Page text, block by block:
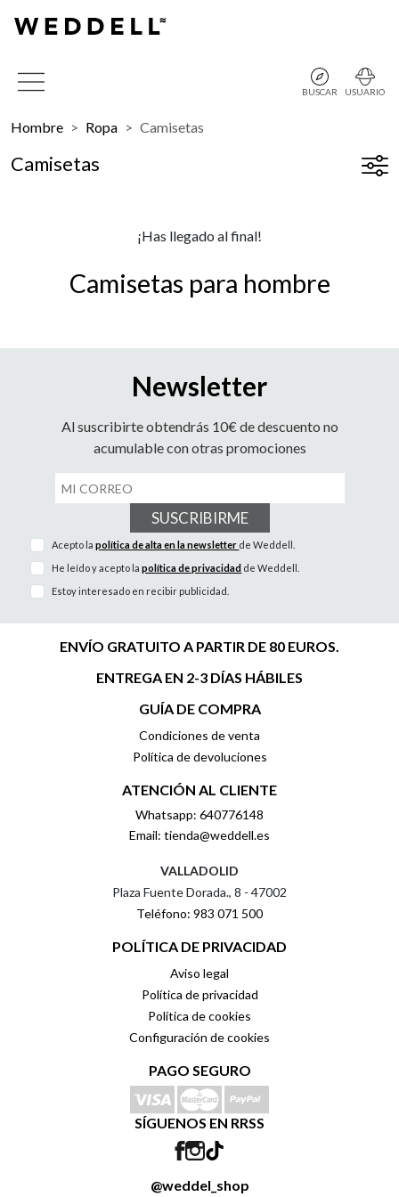
BUSCAR USUARIO
Hombre Ropa Camisetas
Camisetas
¡Has llegado al final!
Camisetas para hombre
Newsletter
Al suscribirte obtendrás 10€ de descuento no
acumulable con otras promociones
SUSCRIBIRME
Acepto lapolítica de alta en la newsletter de Weddell.
He leído y acepto lapolítica de privacidad de Weddell.
Estoy interesado en recibir publicidad.
ENVÍO GRATUITO A PARTIR DE 80 EUROS.
ENTREGA EN 2-3 DÍAS HÁBILES
GUÍA DE COMPRA
Condiciones de venta
Política de devoluciones
ATENCIÓN AL CLIENTE
Whatsapp: 640776148
Email: tienda@weddell.es
VALLADOLID
Plaza Fuente Dorada., 8 - 47002
Teléfono: 983 071 500
POLÍTICA DE PRIVACIDAD
Aviso legal
Política de privacidad
Política de cookies
Configuración de cookies
PAGO SEGURO
SÍGUENOS EN RRSS
@weddel_shop